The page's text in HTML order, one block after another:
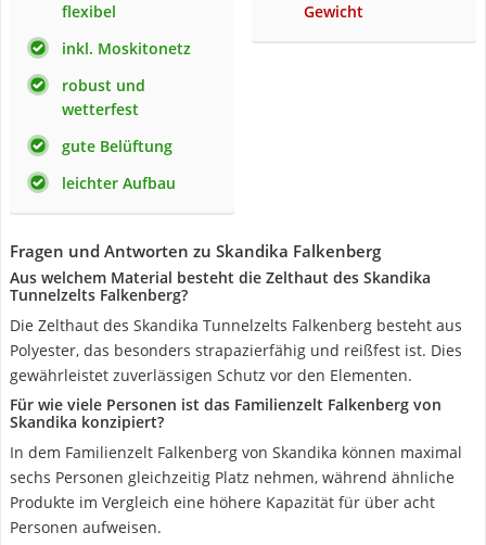
flexibel
inkl. Moskitonetz
robust und
wetterfest
gute Belüftung
leichter Aufbau
Gewicht
Fragen und Antworten zu Skandika Falkenberg
Aus welchem Material besteht die Zelthaut des Skandika
Tunnelzelts Falkenberg?
Die Zelthaut des Skandika Tunnelzelts Falkenberg besteht aus
Polyester, das besonders strapazierfähig und reißfest ist. Dies
gewährleistet zuverlässigen Schutz vor den Elementen.
Für wie viele Personen ist das Familienzelt Falkenberg von
Skandika konzipiert?
In dem Familienzelt Falkenberg von Skandika können maximal
sechs Personen gleichzeitig Platz nehmen, während ähnliche
Produkte im Vergleich eine höhere Kapazität für über acht
Personen aufweisen.